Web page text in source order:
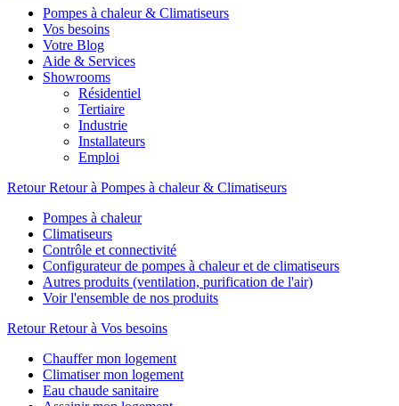
Pompes à chaleur & Climatiseurs
Vos besoins
Votre Blog
Aide & Services
Showrooms
Résidentiel
Tertiaire
Industrie
Installateurs
Emploi
Retour Retour à Pompes à chaleur & Climatiseurs
Pompes à chaleur
Climatiseurs
Contrôle et connectivité
Configurateur de pompes à chaleur et de climatiseurs
Autres produits (ventilation, purification de l'air)
Voir l'ensemble de nos produits
Retour Retour à Vos besoins
Chauffer mon logement
Climatiser mon logement
Eau chaude sanitaire